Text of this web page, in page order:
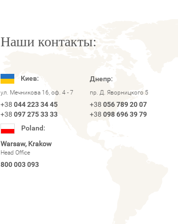
Наши контакты:
Киев:
ул. Мечникова 16, оф. 4 - 7
+38 044 223 34 45
+38 097 275 33 33
Днепр:
пр. Д. Яворницкого 5
+38 056 789 20 07
+38 098 696 39 79
Poland:
Warsaw, Krakow
Head Office
800 003 093